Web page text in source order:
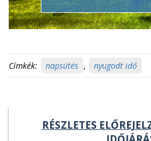
Címkék: napsütés , nyugodt idő
RÉSZLETES